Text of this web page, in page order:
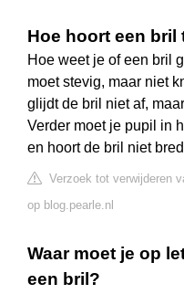
Hoe hoort een bril
Hoe weet je of een bril
moet stevig, maar niet
glijdt de bril niet af,
Verder moet je pupil in
en hoort de bril niet
Verzoek tot verwijderen
op blog.pearle.nl
Waar moet je op
een bril?